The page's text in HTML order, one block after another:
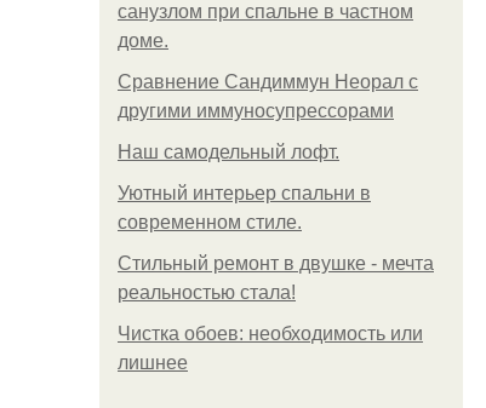
санузлом при спальне в частном
доме.
Сравнение Сандиммун Неорал с
другими иммуносупрессорами
Наш самодельный лофт.
Уютный интерьер спальни в
современном стиле.
Стильный ремонт в двушке - мечта
реальностью стала!
Чистка обоев: необходимость или
лишнее